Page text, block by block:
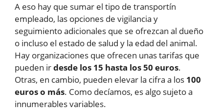
A eso hay que sumar el tipo de transportín
empleado, las opciones de vigilancia y
seguimiento adicionales que se ofrezcan al dueño
o incluso el estado de salud y la edad del animal.
Hay organizaciones que ofrecen unas tarifas que
pueden irdesde los 15 hasta los 50 euros.
Otras, en cambio, pueden elevar la cifra a los 100
euros o más. Como decíamos, es algo sujeto a
innumerables variables.